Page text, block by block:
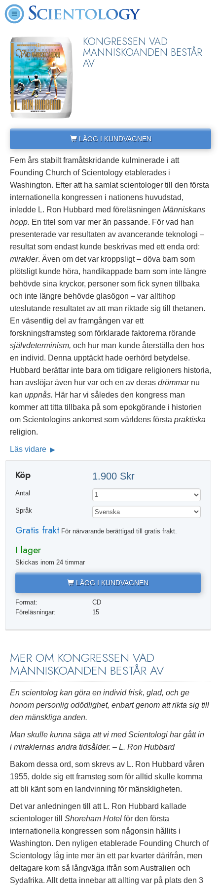
KONGRESSEN VAD
MÄNNISKOANDEN BESTÅR
AV
LÄGG I KUNDVAGNEN
Fem års stabilt framåtskridande kulminerade i att
Founding Church of Scientology etablerades i
Washington. Efter att ha samlat scientologer till den första
internationella kongressen i nationens huvudstad,
inledde L. Ron Hubbard med föreläsningen Människans
hopp. En titel som var mer än passande. För vad han
presenterade var resultaten av avancerande teknologi –
resultat som endast kunde beskrivas med ett enda ord:
mirakler. Även om det var kroppsligt – döva barn som
plötsligt kunde höra, handikappade barn som inte längre
behövde sina kryckor, personer som fick synen tillbaka
och inte längre behövde glasögon – var alltihop
uteslutande resultatet av att man riktade sig till thetanen.
En väsentlig del av framgången var ett
forskningsframsteg som förklarade faktorerna rörande
självdeterminism, och hur man kunde återställa den hos
en individ. Denna upptäckt hade oerhörd betydelse.
Hubbard berättar inte bara om tidigare religioners historia,
han avslöjar även hur var och en av deras drömmarnu
kan uppnås. Här har vi således den kongress man
kommer att titta tillbaka på som epokgörande i historien
om Scientologins ankomst som världens första praktiska
religion.
Läs vidare
Köp 1.900 Skr
Antal
Språk
Gratis fraktFör närvarande berättigad till gratis frakt.
I lager
Skickas inom 24 timmar
LÄGG I KUNDVAGNEN
Format:
CD
Föreläsningar:
15
MER OM KONGRESSEN VAD
MÄNNISKOANDEN BESTÅR AV
En scientolog kan göra en individ frisk, glad, och ge
honom personlig odödlighet, enbart genom att rikta sig till
den mänskliga anden.
Man skulle kunna säga att vi med Scientologi har gått in
i miraklernas andra tidsålder. – L. Ron Hubbard
Bakom dessa ord, som skrevs av L. Ron Hubbard våren
1955, dolde sig ett framsteg som för alltid skulle komma
att bli känt som en landvinning för mänskligheten.
Det var anledningen till att L. Ron Hubbard kallade
scientologer till Shoreham Hotel för den första
internationella kongressen som någonsin hållits i
Washington. Den nyligen etablerade Founding Church of
Scientology låg inte mer än ett par kvarter därifrån, men
deltagare kom så långväga ifrån som Australien och
Sydafrika. Allt detta innebar att allting var på plats den 3